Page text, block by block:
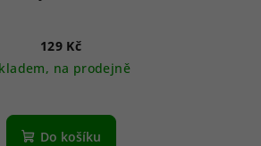
129 Kč
na prodejně
Do košíku